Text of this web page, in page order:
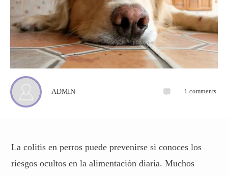
ADMIN 1 comments
La colitis en perros puede prevenirse si conoces los
riesgos ocultos en la alimentación diaria. Muchos